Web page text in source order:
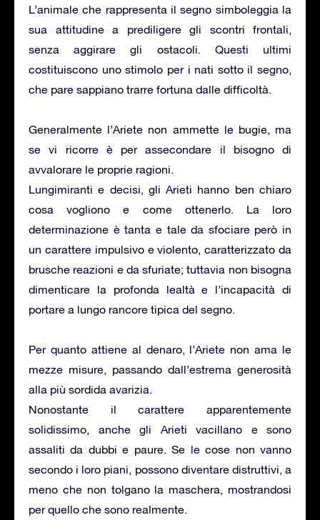
L’animale che rappresenta il segno simboleggia la
sua attitudine a prediligere gli scontri frontali,
senza aggirare gli ostacoli. Questi ultimi
costituiscono uno stimolo per i nati sotto il segno,
che pare sappiano trarre fortuna dalle difficoltà.
Generalmente l’Ariete non ammette le bugie, ma
se vi ricorre è per assecondare il bisogno di
avvalorare le proprie ragioni.
Lungimiranti e decisi, gli Arieti hanno ben chiaro
cosa vogliono e come ottenerlo. La loro
determinazione è tanta e tale da sfociare però in
un carattere impulsivo e violento, caratterizzato da
brusche reazioni e da sfuriate; tuttavia non bisogna
dimenticare la profonda lealtà e l’incapacità di
portare a lungo rancore tipica del segno.
Per quanto attiene al denaro, l’Ariete non ama le
mezze misure, passando dall’estrema generosità
alla più sordida avarizia.
Nonostante il carattere apparentemente
solidissimo, anche gli Arieti vacillano e sono
assaliti da dubbi e paure. Se le cose non vanno
secondo i loro piani, possono diventare distruttivi, a
meno che non tolgano la maschera, mostrandosi
per quello che sono realmente.